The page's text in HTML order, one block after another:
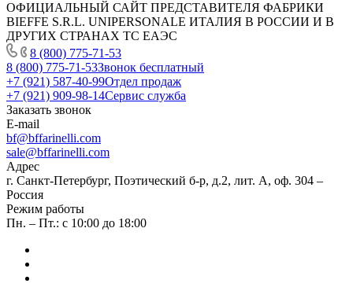
ОФИЦИАЛЬНЫЙ САЙТ ПРЕДСТАВИТЕЛЯ ФАБРИКИ
BIEFFE S.R.L. UNIPERSONALE ИТАЛИЯ В РОССИИ И В
ДРУГИХ СТРАНАХ ТС ЕАЭС
8 (800) 775-71-53
8 (800) 775-71-53Звонок бесплатный
+7 (921) 587-40-99Отдел продаж
+7 (921) 909-98-14Сервис служба
Заказать звонок
E-mail
bf@bffarinelli.com
sale@bffarinelli.com
Адрес
г. Санкт-Петербург, Поэтический б-р, д.2, лит. А, оф. 304 –
Россия
Режим работы
Пн. – Пт.: с 10:00 до 18:00